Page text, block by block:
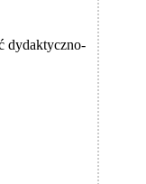
dydaktyczno-